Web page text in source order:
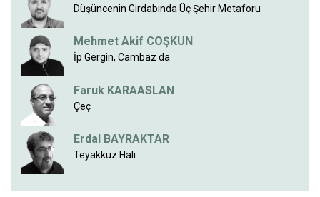
Düşüncenin Girdabında Üç Şehir Metaforu
Mehmet Akif COŞKUN
İp Gergin, Cambaz da
Faruk KARAASLAN
Çeç
Erdal BAYRAKTAR
Teyakkuz Hali